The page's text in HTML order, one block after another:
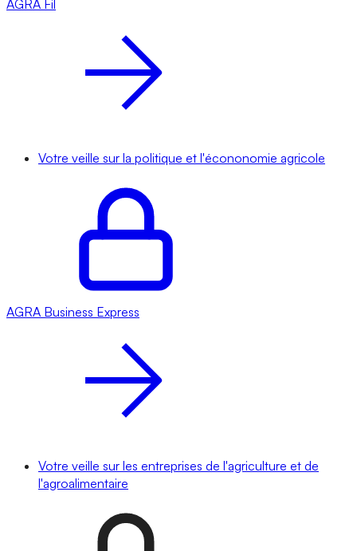
AGRA Fil
Votre veille sur la politique et l'écononomie agricole
AGRA Business Express
Votre veille sur les entreprises de l'agriculture et de
l'agroalimentaire